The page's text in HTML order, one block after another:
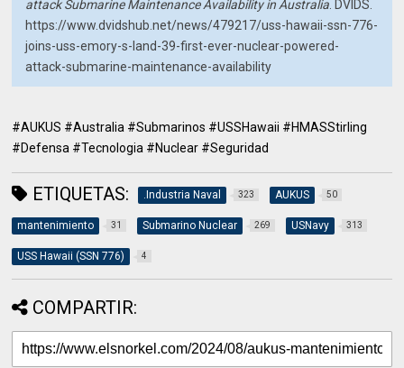
attack Submarine Maintenance Availability in Australia . DVIDS.
https://www.dvidshub.net/news/479217/uss-hawaii-ssn-776-
joins-uss-emory-s-land-39-first-ever-nuclear-powered-
attack-submarine-maintenance-availability
#AUKUS #Australia #Submarinos #USSHawaii #HMASStirling
#Defensa #Tecnologia #Nuclear #Seguridad
ETIQUETAS: .Industria Naval 323 AUKUS 50
mantenimiento 31 Submarino Nuclear 269 USNavy 313
USS Hawaii (SSN 776) 4
COMPARTIR: